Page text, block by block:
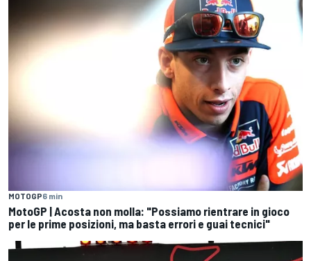
MOTOGP6 min
MotoGP | Acosta non molla: "Possiamo rientrare in gioco
per le prime posizioni, ma basta errori e guai tecnici"